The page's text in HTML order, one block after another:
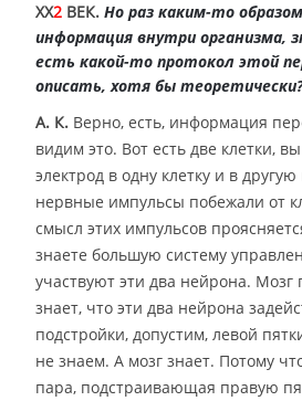
XX2 ВЕК. Но раз каким-то
информация внутри организма,
есть какой-то протокол этой
описать, хотя бы теоретически?
А. К. Верно, есть, информация
видим это. Вот есть две клетки,
электрод в одну клетку и в другую
нервные импульсы побежали от
смысл этих импульсов
знаете большую систему
участвуют эти два нейрона. Мозг
знает, что эти два нейрона
подстройки, допустим, левой
не знаем. А мозг знает. Потому
пара, подстраивающая правую